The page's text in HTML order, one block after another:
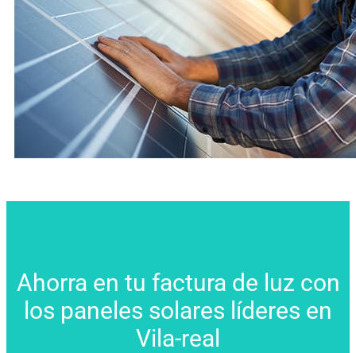
Ahorra en tu factura de luz con
los paneles solares líderes en
Vila-real